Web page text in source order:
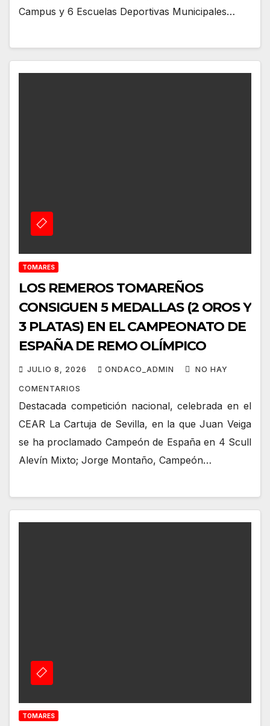
Campus y 6 Escuelas Deportivas Municipales…
TOMARES
LOS REMEROS TOMAREÑOS
CONSIGUEN 5 MEDALLAS (2 OROS Y
3 PLATAS) EN EL CAMPEONATO DE
ESPAÑA DE REMO OLÍMPICO
JULIO 8, 2026 ONDACO_ADMIN NO HAY
COMENTARIOS
Destacada competición nacional, celebrada en el
CEAR La Cartuja de Sevilla, en la que Juan Veiga
se ha proclamado Campeón de España en 4 Scull
Alevín Mixto; Jorge Montaño, Campeón…
TOMARES